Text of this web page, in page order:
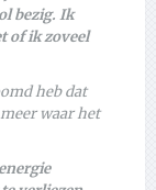
bezig. Ik
of ik zoveel
heb dat
waar het